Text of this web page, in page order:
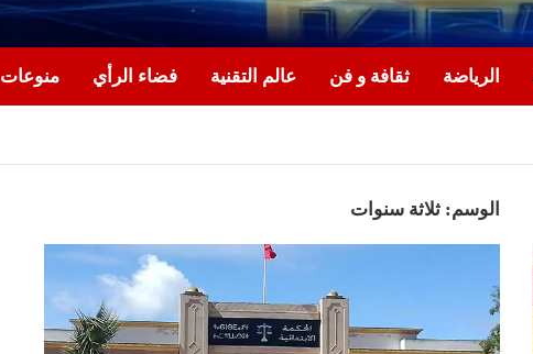
الرياضة ثقافة و فن عالم التقنية فضاء الرأي منوعات
الوسم: ثلاثة سنوات